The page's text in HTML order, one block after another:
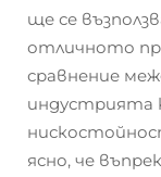
ще се
отличното
сравнение
индустрията
ясно, че